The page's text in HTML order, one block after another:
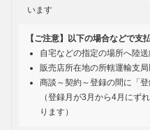
います
【ご注意】以下の場合などで支
自宅などの指定の場所へ陸
販売店所在地の所轄運輸支
商談～契約～登録の間に「
（登録月が3月から4月にず
ります）